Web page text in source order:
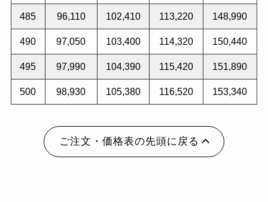
485 96,110 102,410 113,220 148,990
490 97,050 103,400 114,320 150,440
495 97,990 104,390 115,420 151,890
500 98,930 105,380 116,520 153,340
ご注文・価格表の先頭に戻る